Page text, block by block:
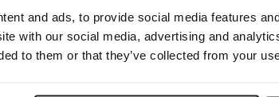
and ads, to provide social media features
with our social media, advertising and
to them or that they’ve collected from your